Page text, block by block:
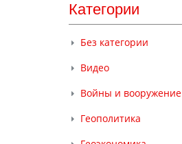
Категории
Без категории
Видео
Войны и вооружение
Геополитика